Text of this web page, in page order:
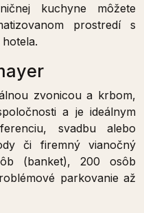
kuchyne môžete
prostredí s
zvonicou a krbom,
a je ideálnym
svadbu alebo
či firemný vianočný
(banket), 200 osôb
parkovanie až